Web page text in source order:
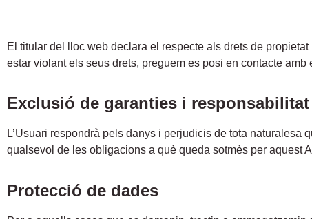
El titular del lloc web declara el respecte als drets de
estar violant els seus drets, preguem es posi en contacte
Exclusió de garanties i responsabilitat
L’Usuari respondrà pels danys i perjudicis de tota naturalesa
qualsevol de les obligacions a què queda sotmès per aquest
Protecció de dades